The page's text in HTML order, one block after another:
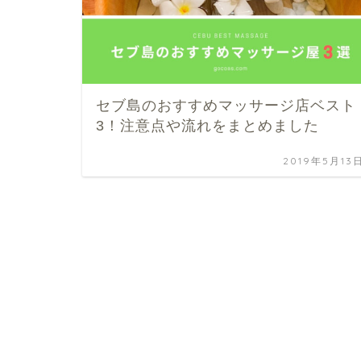
セブ島のおすすめマッサージ店ベスト
3！注意点や流れをまとめました
2019年5月13